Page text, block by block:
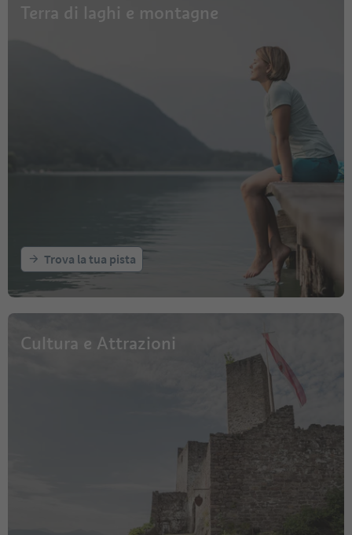
Terra di laghi e montagne
Trova la tua pista
Cultura e Attrazioni